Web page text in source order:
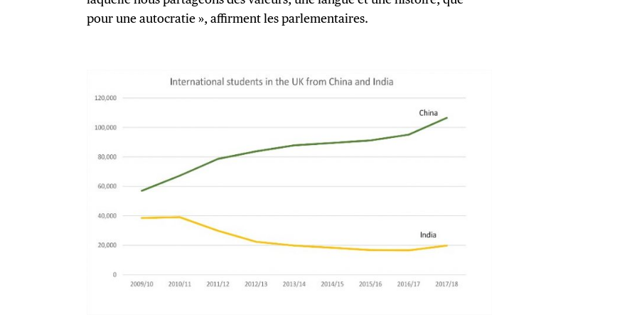
pour une autocratie », affirment les parlementaires.